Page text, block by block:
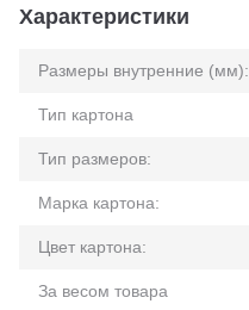
Характеристики
Размеры внутренние (мм):
Тип картона
Тип размеров:
Марка картона:
Цвет картона:
За весом товара